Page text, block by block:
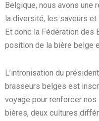
Belgique, nous avons une
la diversité, les saveurs
Et donc la Fédération
position de la bière belge
L’intronisation du
brasseurs belges est
voyage pour renforcer
bières, deux cultures